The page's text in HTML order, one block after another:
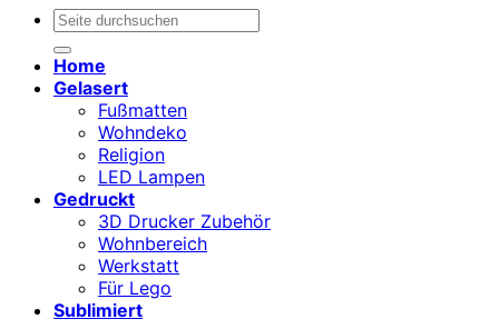
Suchen
Home
Gelasert
Fußmatten
Wohndeko
Religion
LED Lampen
Gedruckt
3D Drucker Zubehör
Wohnbereich
Werkstatt
Für Lego
Sublimiert